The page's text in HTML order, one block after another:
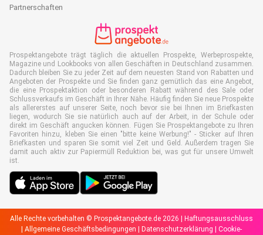
Partnerschaften
Prospektangebote trägt täglich die aktuellen Prospekte, Werbeprospekte,
Magazine und Lookbooks von allen Geschäften in Deutschland zusammen.
Dadurch bleiben Sie zu jeder Zeit auf dem neuesten Stand von Rabatten und
Angeboten der Prospekte und Sie finden ganz gemütlich das eine Angebot,
die eine Prospektaktion oder besonderen Rabatt während des Sale oder
Schlussverkaufs im Geschäft in Ihrer Nähe. Häufig finden Sie neue Prospekte
als allererstes auf unserer Seite, noch bevor sie bei Ihnen im Briefkasten
liegen, wodurch Sie sie natürlich auch auf der Arbeit, in der Schule oder
direkt im Geschäft angucken können. Fügen Sie Prospektangebote zu Ihren
Favoriten hinzu, kleben Sie einen "bitte keine Werbung!" - Sticker auf Ihren
Briefkasten und sparen Sie somit viel Zeit und Geld. Außerdem tragen Sie
damit auch aktiv zur Papiermüll Reduktion bei, was gut für unsere Umwelt
ist.
Alle Rechte vorbehalten © Prospektangebote.de 2026 |
Haftungsausschluss
Allgemeine Geschäftsbedingungen Datenschutzerklärung Cookie-